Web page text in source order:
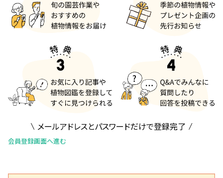
メールアドレスとパスワードだけで登録完了
会員登録画面へ進む